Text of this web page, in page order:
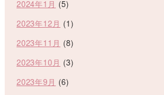
2024年1月 (5)
2023年12月 (1)
2023年11月 (8)
2023年10月 (3)
2023年9月 (6)